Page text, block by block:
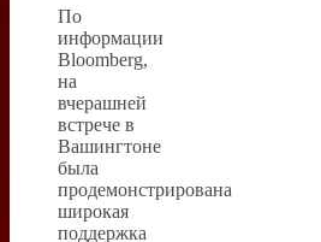
По
информации
Bloomberg,
на
вчерашней
встрече в
Вашингтоне
была
продемонстрирована
широкая
поддержка